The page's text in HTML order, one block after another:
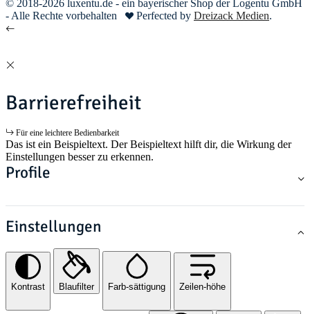
© 2018-2026 luxentu.de - ein bayerischer Shop der Logentu GmbH
- Alle Rechte vorbehalten
Perfected by Dreizack Medien.
Barrierefreiheit
Für eine leichtere Bedienbarkeit
Das ist ein Beispieltext. Der Beispieltext hilft dir, die Wirkung der
Einstellungen besser zu erkennen.
Profile
Einstellungen
Kontrast Blaufilter Farb-sättigung Zeilen-höhe